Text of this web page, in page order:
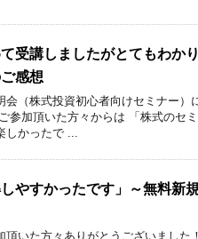
受講しましたがとてもわか
感想
会（株式投資初心者向けセミナー）
参加頂いた方々からは 「株式のセ
かったで ...
やすかったです」～無料新
いた方々ありがとうございました